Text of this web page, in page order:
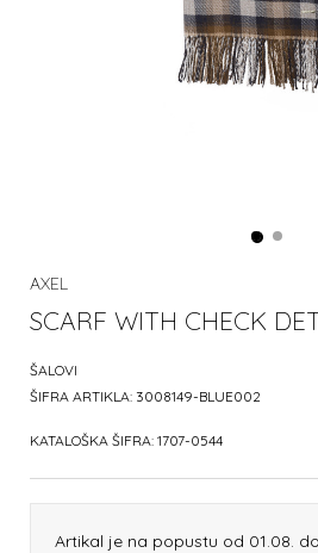
AXEL
SCARF WITH CHECK
ŠALOVI
ŠIFRA ARTIKLA: 3008149-BLUE002
KATALOŠKA ŠIFRA: 1707-0544
Artikal je na popustu od 01.08.